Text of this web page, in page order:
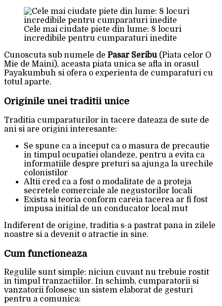
Cele mai ciudate piete din lume: 8 locuri
incredibile pentru cumparaturi inedite
Cunoscuta sub numele de Pasar Seribu (Piata celor O
Mie de Maini), aceasta piata unica se afla in orasul
Payakumbuh si ofera o experienta de cumparaturi cu
totul aparte.
Originile unei traditii unice
Traditia cumparaturilor in tacere dateaza de sute de
ani si are origini interesante:
Se spune ca a inceput ca o masura de precautie
in timpul ocupatiei olandeze, pentru a evita ca
informatiile despre preturi sa ajunga la urechile
colonistilor
Altii cred ca a fost o modalitate de a proteja
secretele comerciale ale negustorilor locali
Exista si teoria conform careia tacerea ar fi fost
impusa initial de un conducator local mut
Indiferent de origine, traditia s-a pastrat pana in zilele
noastre si a devenit o atractie in sine.
Cum functioneaza
Regulile sunt simple: niciun cuvant nu trebuie rostit
in timpul tranzactiilor. In schimb, cumparatorii si
vanzatorii folosesc un sistem elaborat de gesturi
pentru a comunica: